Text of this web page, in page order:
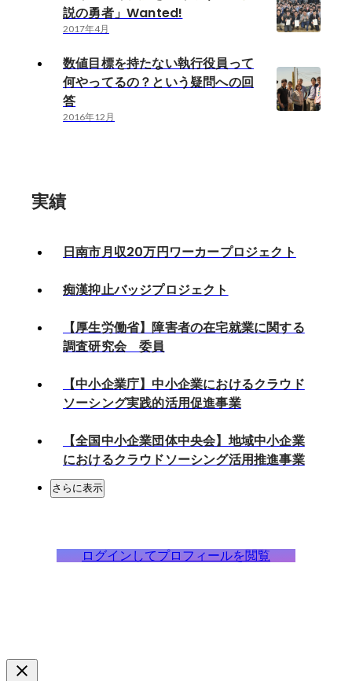
説の勇者」Wanted!
2017年4月
数値目標を持たない執行役員って
何やってるの？という疑問への回
答
2016年12月
実績
日南市月収20万円ワーカープロジェクト
痴漢抑止バッジプロジェクト
【厚生労働省】障害者の在宅就業に関する
調査研究会 委員
【中小企業庁】中小企業におけるクラウド
ソーシング実践的活用促進事業
【全国中小企業団体中央会】地域中小企業
におけるクラウドソーシング活用推進事業
さらに表示
ログインしてプロフィールを閲覧